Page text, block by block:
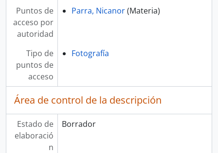
Puntos de
acceso por
autoridad
Parra, Nicanor(Materia)
Tipo de
puntos de
acceso
Fotografía
Área de control de la descripción
Estado de
elaboració
n
Borrador